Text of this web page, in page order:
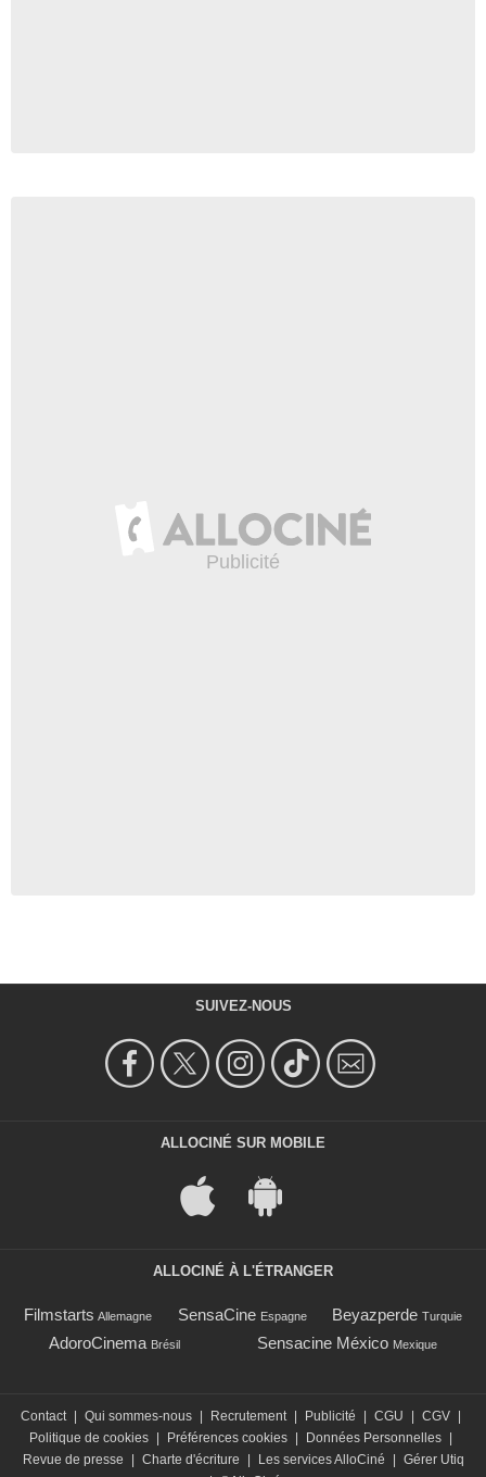
SUIVEZ-NOUS
ALLOCINÉ SUR MOBILE
ALLOCINÉ À L'ÉTRANGER
Filmstarts Allemagne SensaCine Espagne Beyazperde Turquie
AdoroCinema Brésil Sensacine México Mexique
Contact Qui sommes-nous Recrutement Publicité CGU CGV
Politique de cookies
Préférences cookies Données Personnelles
Revue de presse
Charte d'écriture Les services AlloCiné
Gérer Utiq